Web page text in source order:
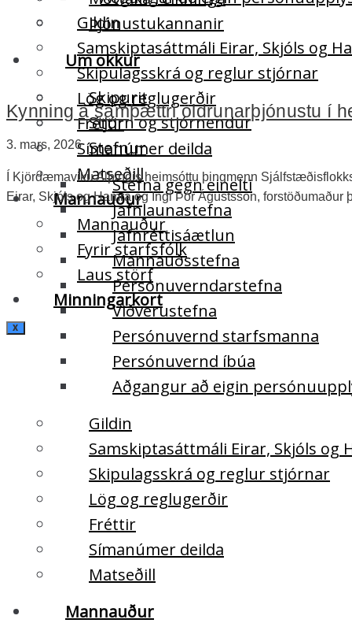
Gildin
Samskiptasáttmáli Eirar, Skjóls og
Skipulagsskrá og reglur stjórnar
Lög og reglugerðir
Fréttir
Símanúmer deilda
Matseðill
Mannauður
Mannauður
Fyrir starfsfólk
Laus störf
Minningarkort
X
Þjónustukannanir
Um okkur
Skipurit
Stjórn og stjórnendur
Stefnur
Stefna gegn einelti
Jafnlaunastefna
Jafnréttisáætlun
Mannauðsstefna
Persónuverndarstefna
Viðverustefna
Persónuvernd starfsmanna
Persónuvernd íbúa
Aðgangur að eigin
Gildin
Samskiptasáttmáli Eirar, Skjóls og
Skipulagsskrá og reglur stjórnar
Lög og reglugerðir
Fréttir
Símanúmer deilda
Matseðill
Mannauður
Kynning á samþættri öldrunarþjónustu í
3. mars, 2026
Í Kjördæmaviku Alþingis heimsóttu þingmenn
Eirar, Skjóls og Hamra og Ingi Þór Ágústsson, forstöðumaður